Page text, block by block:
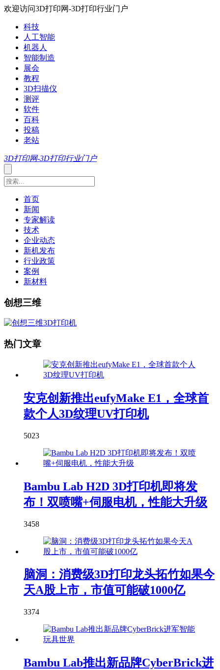
欢迎访问3D打印网-3D打印行业门户
科技
人工智能
机器人
智能制造
展会
教程
3D扫描仪
测评
软件
百科
投稿
老站
3D打印网-3D打印行业门户
首页
新闻
专家解读
技术
企业动态
新机发布
行业政策
案例
新材料
创想三维
热门文章
安克创新推出eufyMake E1，全球首
款个人3D纹理UV打印机
5023
Bambu Lab H2D 3D打印机即将发
布！双喷嘴+伺服电机，性能大升级
3458
脑洞：消费级3D打印龙头拓竹如果今
天A股上市，市值可能破1000亿
3374
Bambu Lab推出新品牌CyberBrick进